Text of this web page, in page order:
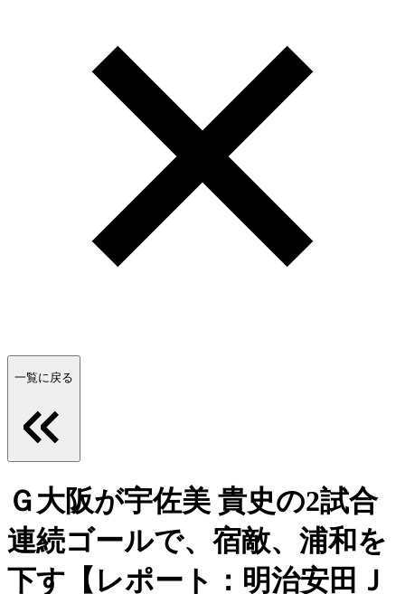
一覧に戻る
Ｇ大阪が宇佐美 貴史の2試合
連続ゴールで、宿敵、浦和を
下す【レポート：明治安田Ｊ